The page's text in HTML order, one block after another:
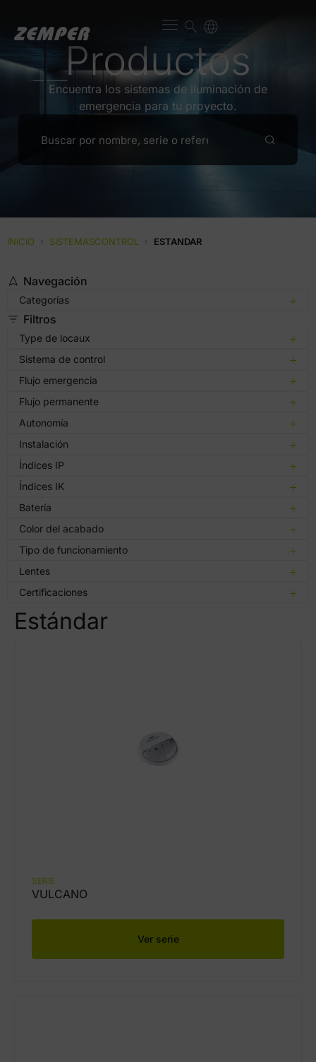
Productos
Encuentra los sistemas de iluminación de
emergencia para tu proyecto.
INICIO › SISTEMASCONTROL › ESTANDAR
Navegación
Categorías
Filtros
Type de locaux
Sistema de control
Flujo emergencia
Flujo permanente
Autonomía
Instalación
Índices IP
Índices IK
Batería
Color del acabado
Tipo de funcionamiento
Lentes
Certificaciones
Estándar
SERIE
VULCANO
Ver serie